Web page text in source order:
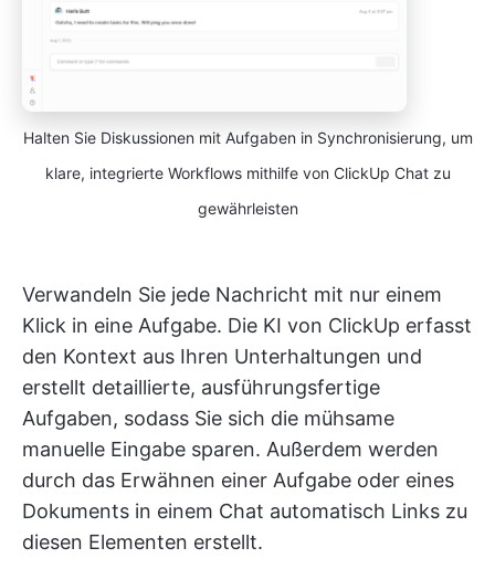
Halten Sie Diskussionen mit Aufgaben in Synchronisierung, um
klare, integrierte Workflows mithilfe von ClickUp Chat zu
gewährleisten
Verwandeln Sie jede Nachricht mit nur einem
Klick in eine Aufgabe. Die KI von ClickUp erfasst
den Kontext aus Ihren Unterhaltungen und
erstellt detaillierte, ausführungsfertige
Aufgaben, sodass Sie sich die mühsame
manuelle Eingabe sparen. Außerdem werden
durch das Erwähnen einer Aufgabe oder eines
Dokuments in einem Chat automatisch Links zu
diesen Elementen erstellt.